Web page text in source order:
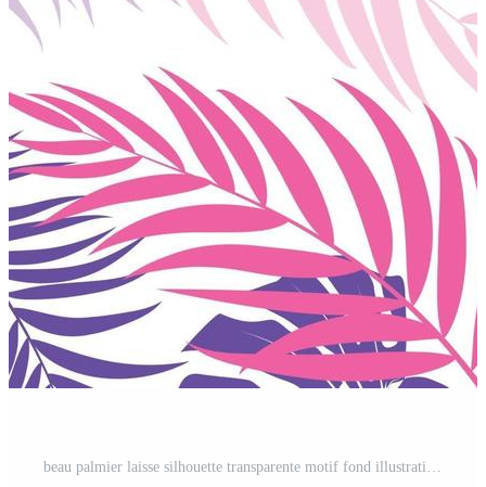
beau palmier laisse silhouette transparente motif fond illustration vectorielle Vecteur Gratuit